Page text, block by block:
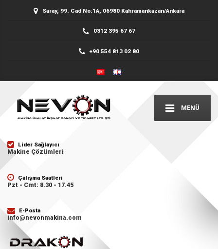
Saray, 99. Cad No:1A, 06980 Kahramankazan/Ankara
0312 395 67 67
+90 554 813 02 80
MENÜ
Lider Sağlayıcı
Makine Çözümleri
Çalışma Saatleri
Pzt - Cmt: 8.30 - 17.45
E-Posta
info@nevonmakina.com